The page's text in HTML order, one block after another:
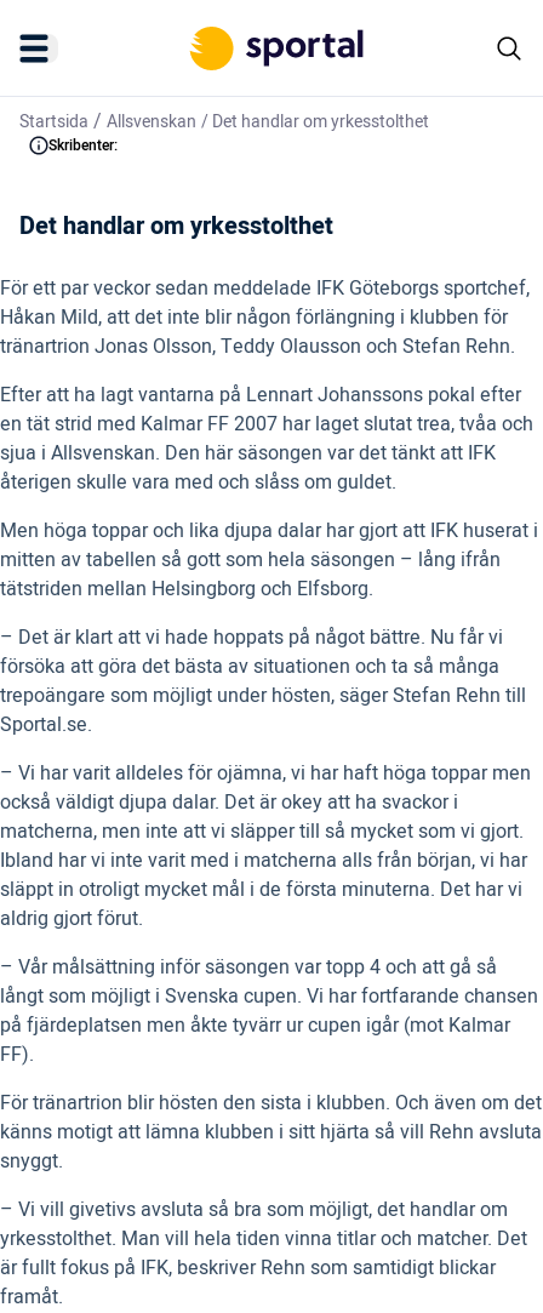
Startsida / Allsvenskan /Det handlar om yrkesstolthet
Skribenter:
Det handlar om yrkesstolthet
För ett par veckor sedan meddelade IFK Göteborgs sportchef,
Håkan Mild, att det inte blir någon förlängning i klubben för
tränartrion Jonas Olsson, Teddy Olausson och Stefan Rehn.
Efter att ha lagt vantarna på Lennart Johanssons pokal efter
en tät strid med Kalmar FF 2007 har laget slutat trea, tvåa och
sjua i Allsvenskan. Den här säsongen var det tänkt att IFK
återigen skulle vara med och slåss om guldet.
Men höga toppar och lika djupa dalar har gjort att IFK huserat i
mitten av tabellen så gott som hela säsongen – lång ifrån
tätstriden mellan Helsingborg och Elfsborg.
– Det är klart att vi hade hoppats på något bättre. Nu får vi
försöka att göra det bästa av situationen och ta så många
trepoängare som möjligt under hösten, säger Stefan Rehn till
Sportal.se.
– Vi har varit alldeles för ojämna, vi har haft höga toppar men
också väldigt djupa dalar. Det är okey att ha svackor i
matcherna, men inte att vi släpper till så mycket som vi gjort.
Ibland har vi inte varit med i matcherna alls från början, vi har
släppt in otroligt mycket mål i de första minuterna. Det har vi
aldrig gjort förut.
– Vår målsättning inför säsongen var topp 4 och att gå så
långt som möjligt i Svenska cupen. Vi har fortfarande chansen
på fjärdeplatsen men åkte tyvärr ur cupen igår (mot Kalmar
FF).
För tränartrion blir hösten den sista i klubben. Och även om det
känns motigt att lämna klubben i sitt hjärta så vill Rehn avsluta
snyggt.
– Vi vill givetivs avsluta så bra som möjligt, det handlar om
yrkesstolthet. Man vill hela tiden vinna titlar och matcher. Det
är fullt fokus på IFK, beskriver Rehn som samtidigt blickar
framåt.